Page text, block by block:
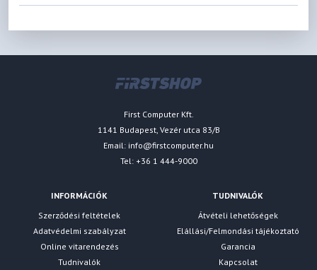
First Computer Kft.
1141 Budapest, Vezér utca 83/B
Email: info@firstcomputer.hu
Tel: +36 1 444-9000
INFORMÁCIÓK
Szerződési feltételek
Adatvédelmi szabályzat
Online vitarendezés
Tudnivalók
TUDNIVALÓK
Átvételi lehetőségek
Elállási/Felmondási tájékoztató
Garancia
Kapcsolat